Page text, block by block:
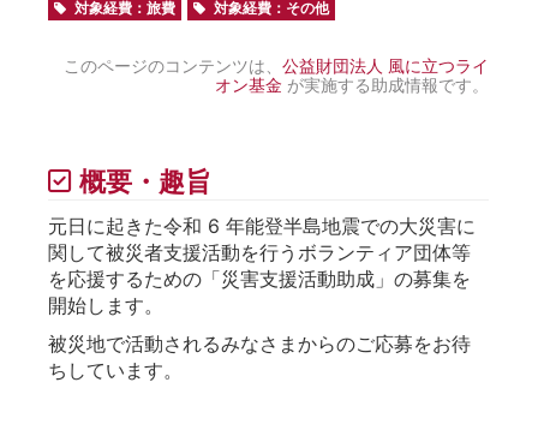
対象経費：旅費 対象経費：その他
このページのコンテンツは、公益財団法人 風に立つライ
オン基金 が実施する助成情報です。
概要・趣旨
元日に起きた令和 6 年能登半島地震での大災害に
関して被災者支援活動を行うボランティア団体等
を応援するための「災害支援活動助成」の募集を
開始します。
被災地で活動されるみなさまからのご応募をお待
ちしています。